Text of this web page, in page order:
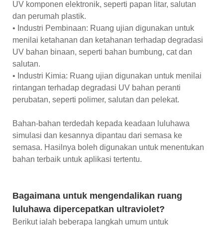
UV komponen elektronik, seperti papan litar, salutan
dan perumah plastik.
• Industri Pembinaan: Ruang ujian digunakan untuk
menilai ketahanan dan ketahanan terhadap degradasi
UV bahan binaan, seperti bahan bumbung, cat dan
salutan.
• Industri Kimia: Ruang ujian digunakan untuk menilai
rintangan terhadap degradasi UV bahan peranti
perubatan, seperti polimer, salutan dan pelekat.
Bahan-bahan terdedah kepada keadaan luluhawa
simulasi dan kesannya dipantau dari semasa ke
semasa. Hasilnya boleh digunakan untuk menentukan
bahan terbaik untuk aplikasi tertentu.
Bagaimana untuk mengendalikan ruang
luluhawa dipercepatkan ultraviolet?
Berikut ialah beberapa langkah umum untuk